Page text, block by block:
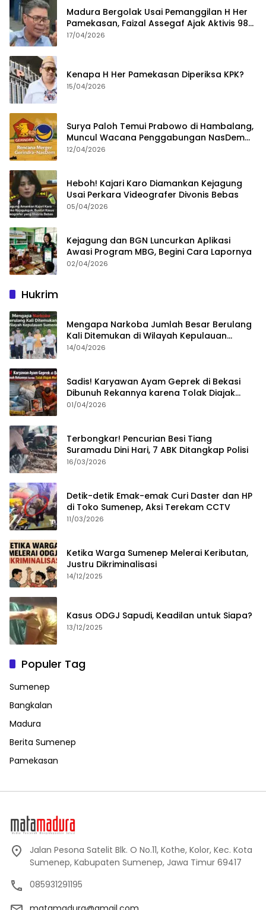
Madura Bergolak Usai Pemanggilan H Her
Pamekasan, Faizal Assegaf Ajak Aktivis 98
Bongkar Permainan KPK
17/04/2026
Kenapa H Her Pamekasan Diperiksa KPK?
15/04/2026
Surya Paloh Temui Prabowo di Hambalang,
Muncul Wacana Penggabungan NasDem
dan Gerindra
12/04/2026
Heboh! Kajari Karo Diamankan Kejagung
Usai Perkara Videografer Divonis Bebas
05/04/2026
Kejagung dan BGN Luncurkan Aplikasi
Awasi Program MBG, Begini Cara Lapornya
02/04/2026
Hukrim
Mengapa Narkoba Jumlah Besar Berulang
Kali Ditemukan di Wilayah Kepulauan
Sumenep?
14/04/2026
Sadis! Karyawan Ayam Geprek di Bekasi
Dibunuh Rekannya karena Tolak Diajak
Merampok Majikan
01/04/2026
Terbongkar! Pencurian Besi Tiang
Suramadu Dini Hari, 7 ABK Ditangkap Polisi
16/03/2026
Detik-detik Emak-emak Curi Daster dan HP
di Toko Sumenep, Aksi Terekam CCTV
11/03/2026
Ketika Warga Sumenep Melerai Keributan,
Justru Dikriminalisasi
14/12/2025
Kasus ODGJ Sapudi, Keadilan untuk Siapa?
13/12/2025
Populer Tag
Sumenep
Bangkalan
Madura
Berita Sumenep
Pamekasan
Jalan Pesona Satelit Blk. O No.11, Kothe, Kolor, Kec. Kota
Sumenep, Kabupaten Sumenep, Jawa Timur 69417
085931291195